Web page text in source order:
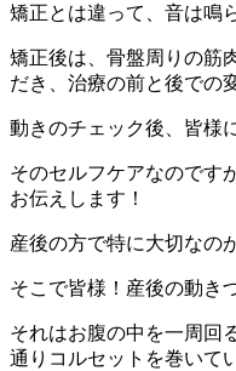
矯正とは違って、音は鳴
矯正後は、骨盤周りの筋
だき、治療の前と後での
動きのチェック後、皆様
そのセルフケアなのです
お伝えします！
産後の方で特に大切なの
そこで皆様！産後の動き
それはお腹の中を一周回
通りコルセットを巻いて